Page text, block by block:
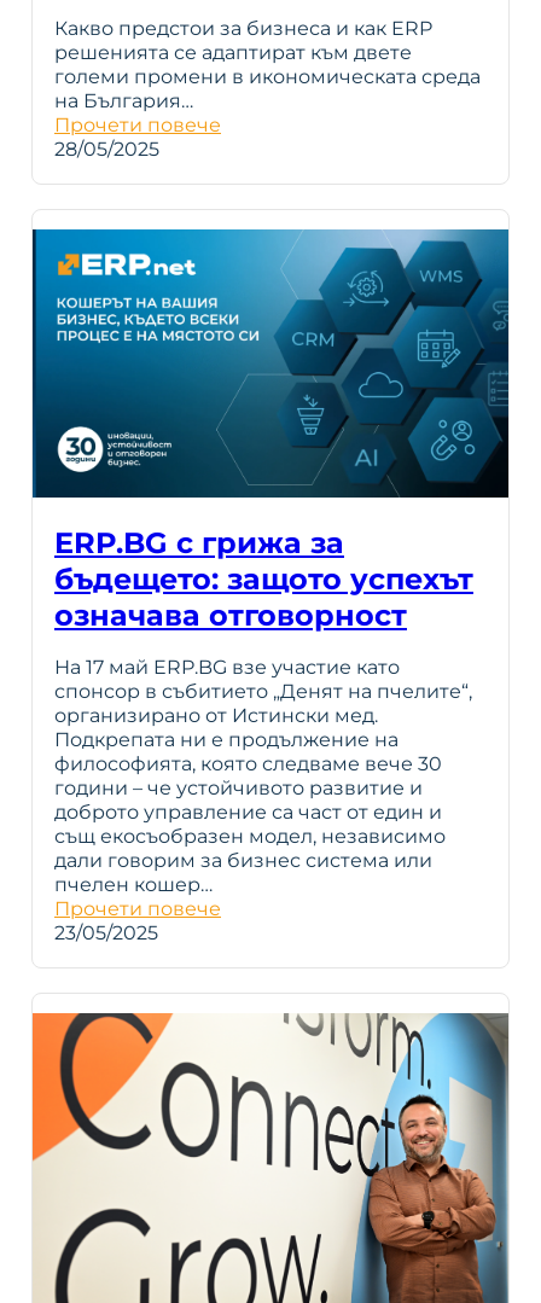
Какво предстои за бизнеса и как ERP
решенията се адаптират към двете
големи промени в икономическата среда
на България…
Прочети повече
28/05/2025
ERP.BG с грижа за
бъдещето: защото успехът
означава отговорност
На 17 май ERP.BG взе участие като
спонсор в събитието „Денят на пчелите“,
организирано от Истински мед.
Подкрепата ни е продължение на
философията, която следваме вече 30
години – че устойчивото развитие и
доброто управление са част от един и
същ екосъобразен модел, независимо
дали говорим за бизнес система или
пчелен кошер…
Прочети повече
23/05/2025